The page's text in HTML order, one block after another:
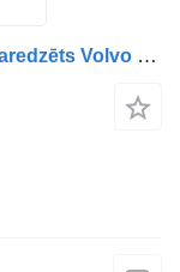
AXA 3177336 bremzēšanas kamera paredzēts Volvo kravas automašīnas